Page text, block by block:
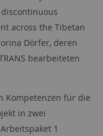
across the Tibetan
Dörfer, deren
bearbeiteten
Kompetenzen für die
in zwei
1